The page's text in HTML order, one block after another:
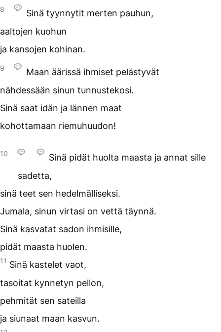
8
Sinä tyynnytit merten pauhun,
aaltojen kuohun
ja kansojen kohinan.
9
Maan äärissä ihmiset pelästyvät
nähdessään sinun tunnustekosi.
Sinä saat idän ja lännen maat
kohottamaan riemuhuudon!
10
Sinä pidät huolta maasta ja annat sille
sadetta,
sinä teet sen hedelmälliseksi.
Jumala, sinun virtasi on vettä täynnä.
Sinä kasvatat sadon ihmisille,
pidät maasta huolen.
11 Sinä kastelet vaot,
tasoitat kynnetyn pellon,
pehmität sen sateilla
ja siunaat maan kasvun.